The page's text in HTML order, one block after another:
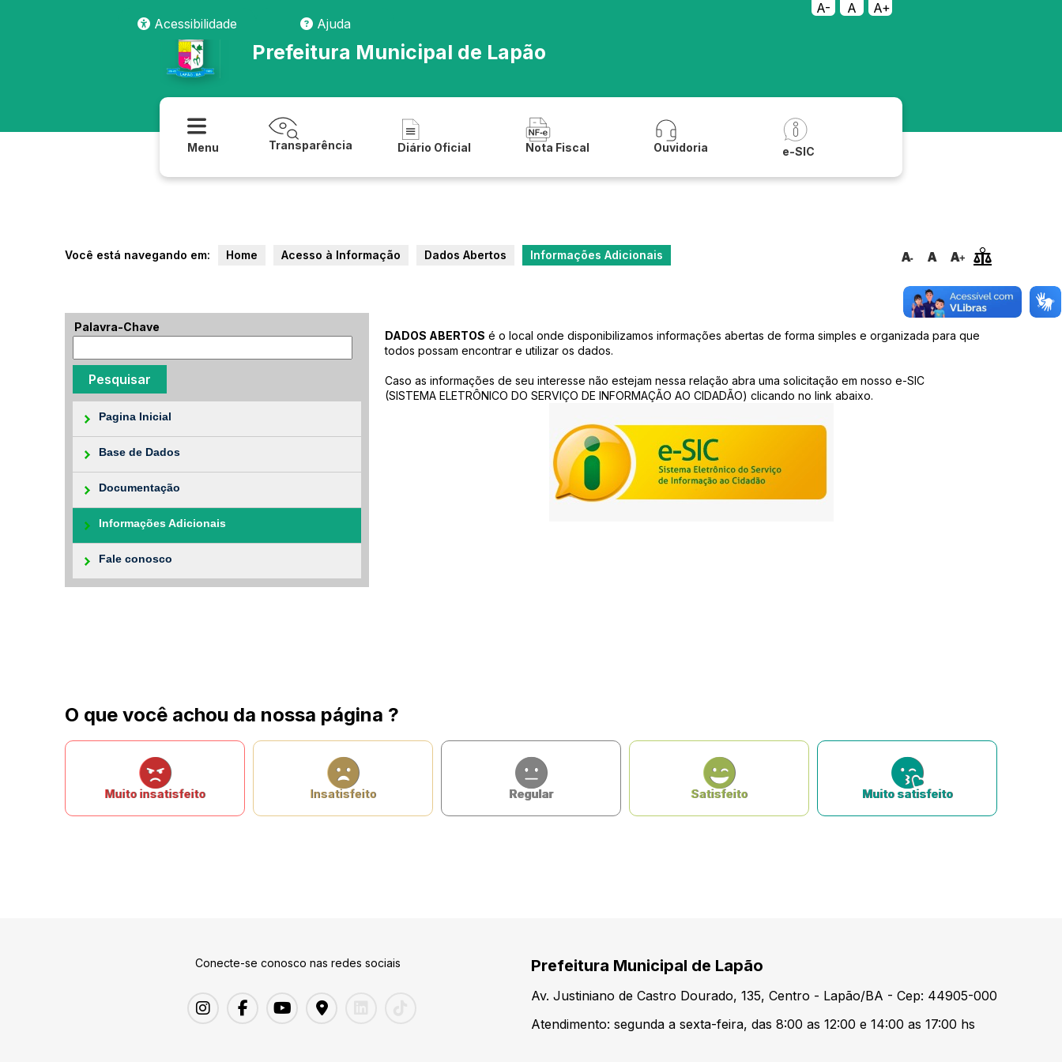
A- A
A+
Acessibilidade
Ajuda
Prefeitura Municipal de Lapão
Menu Transparência Diário Oficial Nota Fiscal Ouvidoria e-SIC
Você está navegando em: Home Acesso à Informação Dados Abertos Informações Adicionais
Palavra-Chave
Pagina Inicial
Base de Dados
Documentação
Informações Adicionais
Fale conosco
DADOS ABERTOS é o local onde disponibilizamos informações abertas de forma simples e organizada para que
todos possam encontrar e utilizar os dados.
Caso as informações de seu interesse não estejam nessa relação abra uma solicitação em nosso e-SIC
(SISTEMA ELETRÔNICO DO SERVIÇO DE INFORMAÇÃO AO CIDADÃO) clicando no link abaixo.
O que você achou da nossa página ?
Muito insatisfeito Insatisfeito Regular Satisfeito Muito satisfeito
Conecte-se conosco nas redes sociais Prefeitura Municipal de Lapão
Av. Justiniano de Castro Dourado, 135, Centro - Lapão/BA - Cep: 44905-000
Atendimento: segunda a sexta-feira, das 8:00 as 12:00 e 14:00 as 17:00 hs